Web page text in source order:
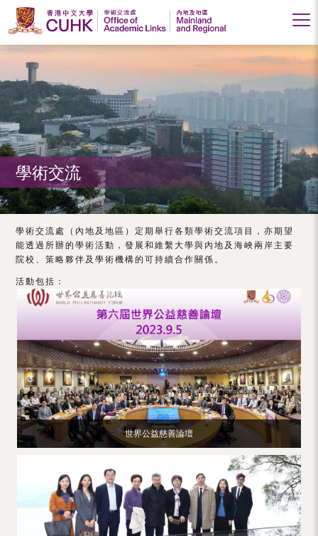
香
港
中
文
大
學
學
術
交
流
處
（內
地
及
地
區）
學術交流
學術交流處（內地及地區）定期舉行各類學術交流項目，亦期望
能透過所辦的學術活動，發展和維繫大學與內地及海峽兩岸主要
院校、策略夥伴及學術機構的可持續合作關係。
活動包括：
世界公益慈善論壇